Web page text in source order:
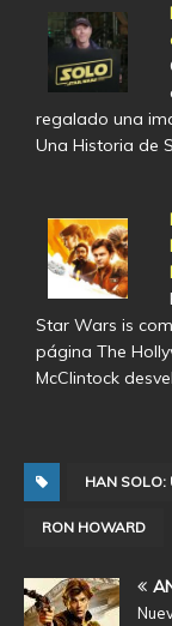
regalado una
Una Historia de
Star Wars is
página The
McClintock
HAN SOLO:
RON HOWARD